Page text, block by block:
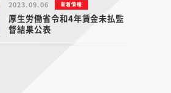
2023.09.06 新着情報
厚生労働省令和4年賃金未払監
督結果公表